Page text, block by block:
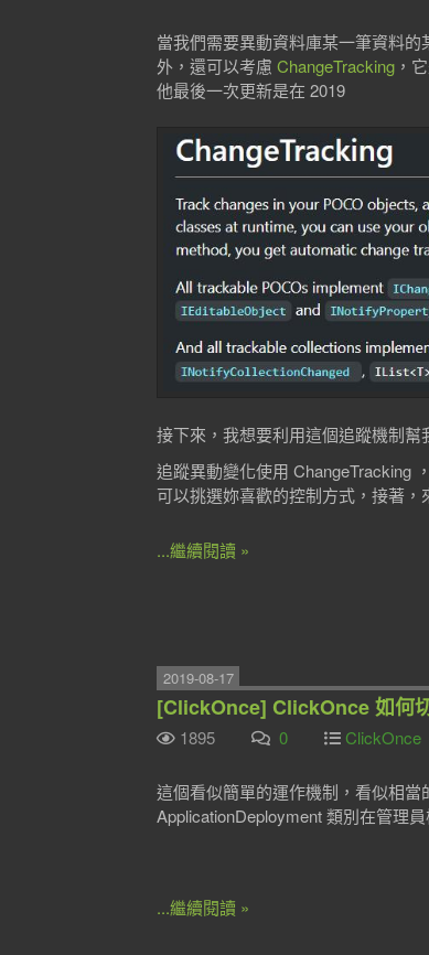
當我們需要異動資料庫某一筆資料
外，還可以考慮 ChangeTracking ，
他最後一次更新是在 2019
接下來，我想要利用這個追蹤機制
追蹤異動變化使用 ChangeTracking
可以挑選妳喜歡的控制方式，接著，
...繼續閱讀 »
2019-08-17
[ClickOnce] ClickOnce 如何
1895 0 ClickOnce
這個看似簡單的運作機制，看似相
ApplicationDeployment 類別在管理
...繼續閱讀 »